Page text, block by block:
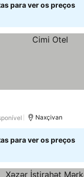
para ver os preços
Naxçivan
para ver os preços